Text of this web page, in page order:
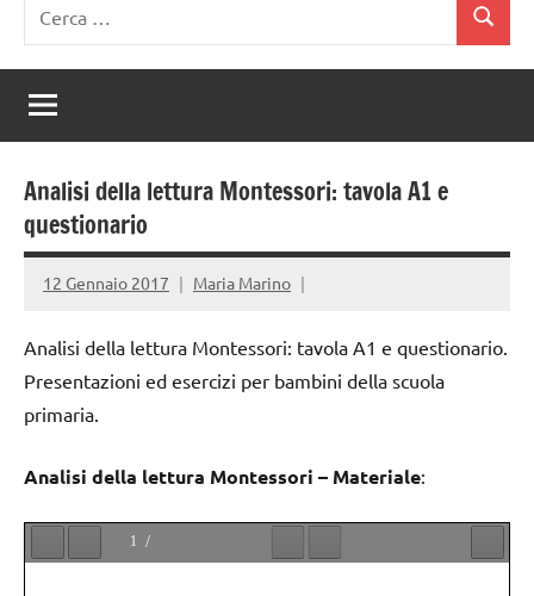
per:
Cerca
Analisi della lettura Montessori: tavola A1 e
questionario
12 Gennaio 2017 Maria Marino
Analisi della lettura Montessori: tavola A1 e questionario.
Presentazioni ed esercizi per bambini della scuola
primaria.
Analisi della lettura Montessori – Materiale: